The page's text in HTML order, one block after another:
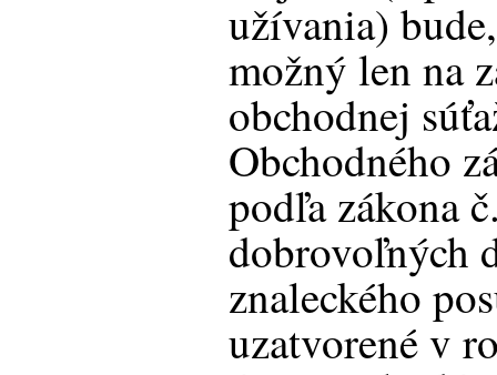
užívania)
možný len na
obchodnej
Obchodného
podľa zákona
dobrovoľných
znaleckého
uzatvorené v